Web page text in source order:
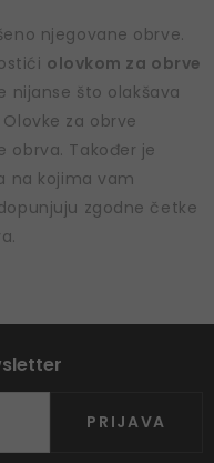
njegovane obrve.
olovkom za obrve
nijanse što olakšava
za obrve
obrva. Također je
na kojima vam
zgodne četke
PRIJAVA